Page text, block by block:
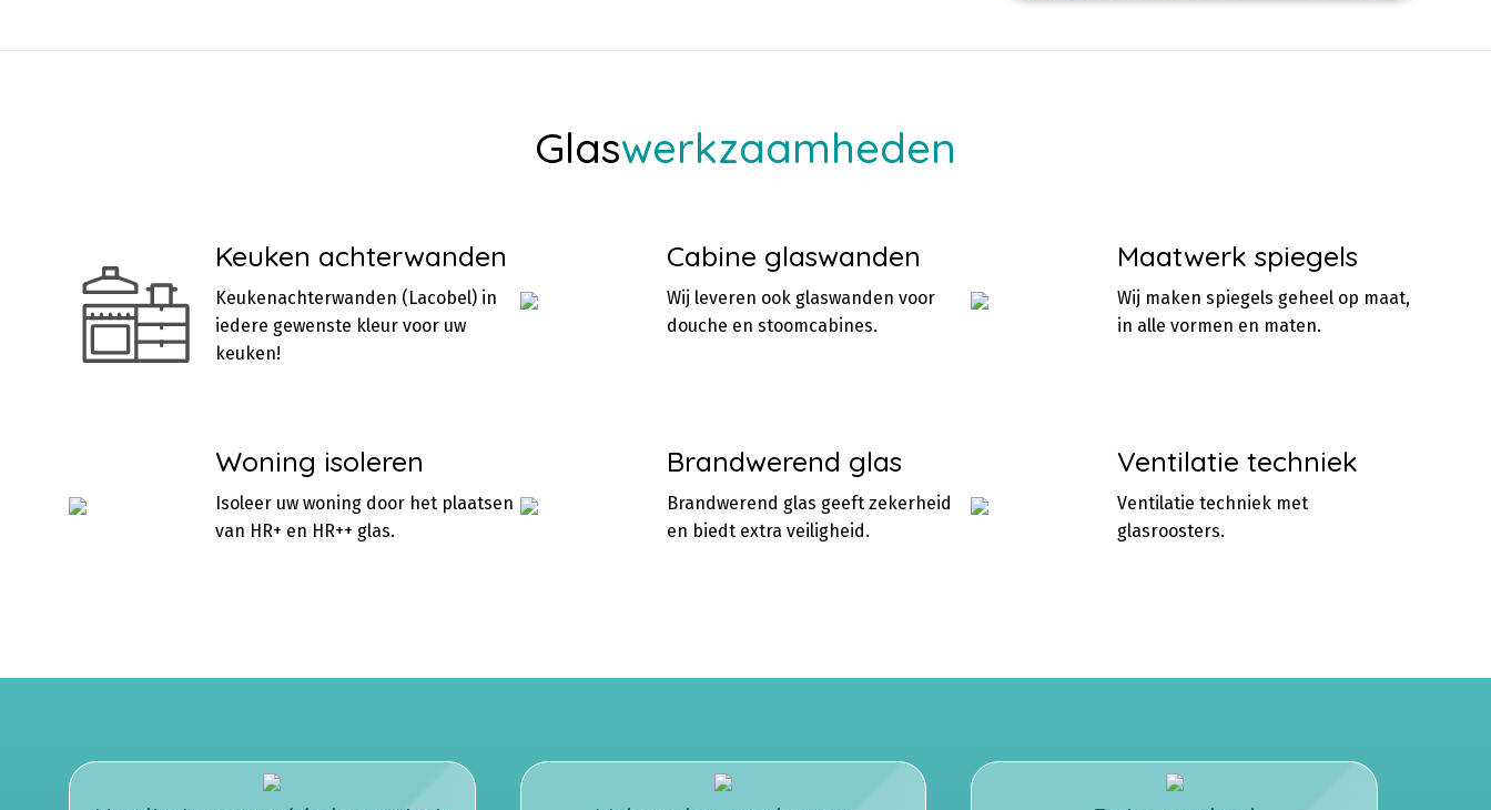
Glaswerkzaamheden
Keuken achterwanden
Keukenachterwanden (Lacobel) in
iedere gewenste kleur voor uw
keuken!
Cabine glaswanden
Wij leveren ook glaswanden voor
douche en stoomcabines.
Maatwerk spiegels
Wij maken spiegels geheel op maat,
in alle vormen en maten.
Woning isoleren
Isoleer uw woning door het plaatsen
van HR+ en HR++ glas.
Brandwerend glas
Brandwerend glas geeft zekerheid
en biedt extra veiligheid.
Ventilatie techniek
Ventilatie techniek met
glasroosters.